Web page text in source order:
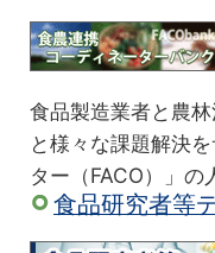
食品製造業者と農
と様々な課題解決
ター（FACO）」の
食品研究者等